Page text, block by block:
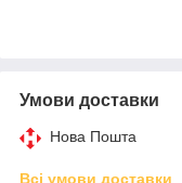
Умови доставки
Нова Пошта
Всі умови доставки